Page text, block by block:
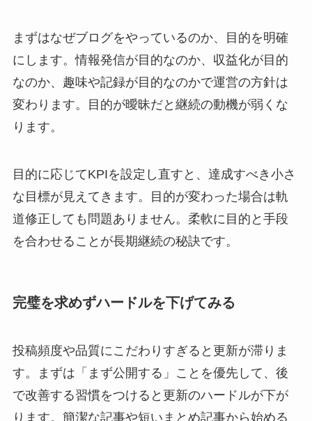
まずはなぜブログをやっているのか、目的を明確
にします。情報発信が目的なのか、収益化が目的
なのか、趣味や記録が目的なのかで運営の方針は
変わります。目的が曖昧だと継続の動機が弱くな
ります。
目的に応じてKPIを設定し直すと、達成すべき小さ
な目標が見えてきます。目的が変わった場合は軌
道修正しても問題ありません。柔軟に目的と手段
を合わせることが長期継続の秘訣です。
完璧を求めずハードルを下げてみる
投稿頻度や品質にこだわりすぎると更新が滞りま
す。まずは「まず公開する」ことを優先して、後
で改善する習慣をつけると更新のハードルが下が
ります。簡潔な記事や短いまとめ記事から始める